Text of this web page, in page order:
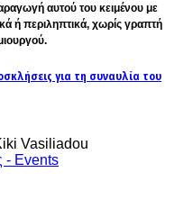
αυτού του κειμένου με
ή περιληπτικά, χωρίς γραπτή
για τη συναυλία του
Vasiliadou
- Events